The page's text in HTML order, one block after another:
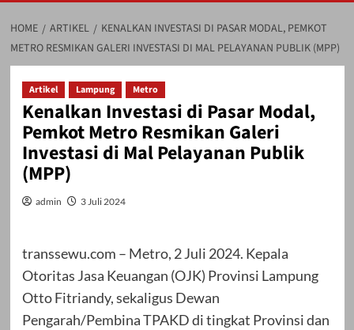
HOME ARTIKEL
KENALKAN INVESTASI DI PASAR MODAL, PEMKOT
METRO RESMIKAN GALERI INVESTASI DI MAL PELAYANAN PUBLIK (MPP)
Artikel Lampung Metro
Kenalkan Investasi di Pasar Modal,
Pemkot Metro Resmikan Galeri
Investasi di Mal Pelayanan Publik
(MPP)
admin 3 Juli 2024
transsewu.com – Metro, 2 Juli 2024. Kepala
Otoritas Jasa Keuangan (OJK) Provinsi Lampung
Otto Fitriandy, sekaligus Dewan
Pengarah/Pembina TPAKD di tingkat Provinsi dan